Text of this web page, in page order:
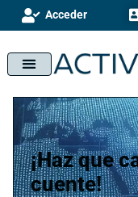
Acceder
¡Haz que
cuente!